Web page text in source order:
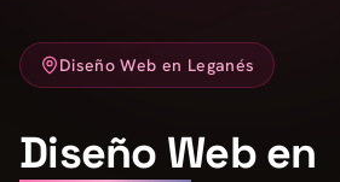
Diseño Web en Leganés
Diseño Web en